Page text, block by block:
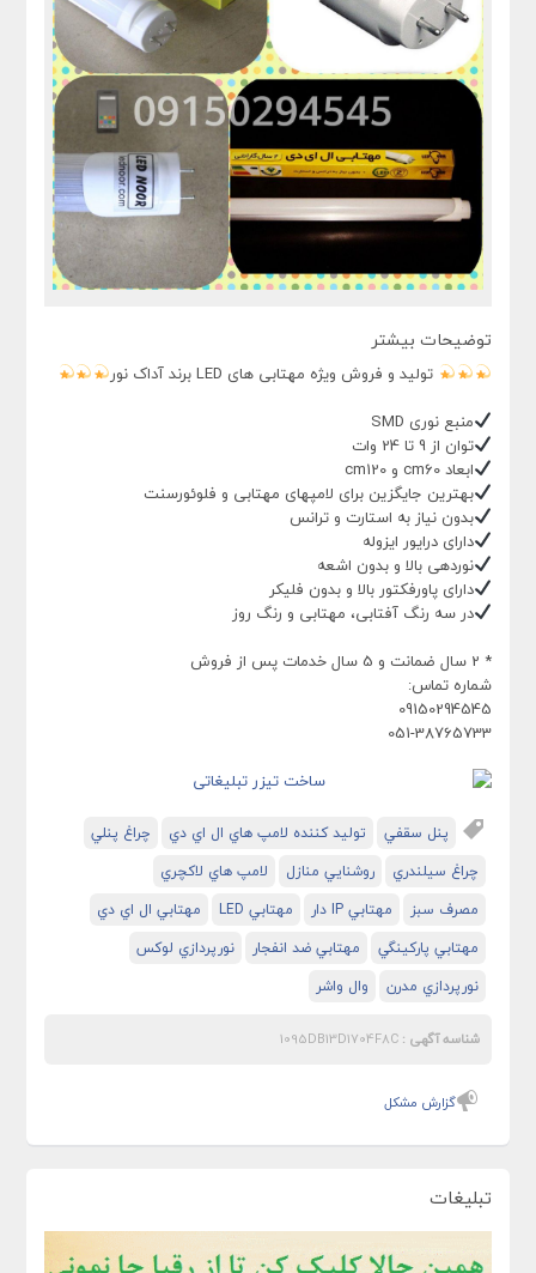
توضیحات بیشتر
تولید و فروش ویژه مهتابی های LED برند آداک نور
منبع نوری SMD
توان از 9 تا 24 وات
ابعاد cm60 و cm120
بهترین جایگزین برای لامپهای مهتابی و فلوئورسنت
بدون نیاز به استارت و ترانس
دارای درایور ایزوله
نوردهی بالا و بدون اشعه
دارای پاورفکتور بالا و بدون فلیکر
در سه رنگ آفتابی، مهتابی و رنگ روز
* 2 سال ضمانت و 5 سال خدمات پس از فروش
شماره تماس:
09150294545
051-38765733
پنل سقفي توليد كننده لامپ هاي ال اي دي
چراغ پنلي
چراغ سيلندري
روشنايي منازل
لامپ هاي لاكچري
مصرف سبز
مهتابي IP دار مهتابي LED
مهتابي ال اي دي
مهتابي پاركينگي
مهتابي ضد انفجار
نورپردازي لوكس
نورپردازي مدرن
وال واشر
شناسه آگهی : 1095DB13D1704F8C
گزارش مشکل
تبلیغات